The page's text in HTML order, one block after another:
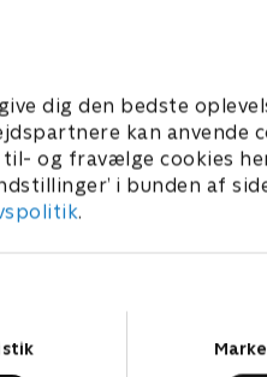
dig den bedste
kan anvende
og fravælge cookies
i bunden af
.